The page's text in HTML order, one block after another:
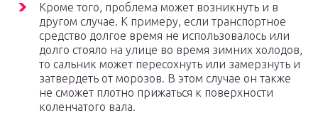
Кроме того, проблема может возникнуть и в
другом случае. К примеру, если транспортное
средство долгое время не использовалось или
долго стояло на улице во время зимних холодов,
то сальник может пересохнуть или замерзнуть и
затвердеть от морозов. В этом случае он также
не сможет плотно прижаться к поверхности
коленчатого вала.